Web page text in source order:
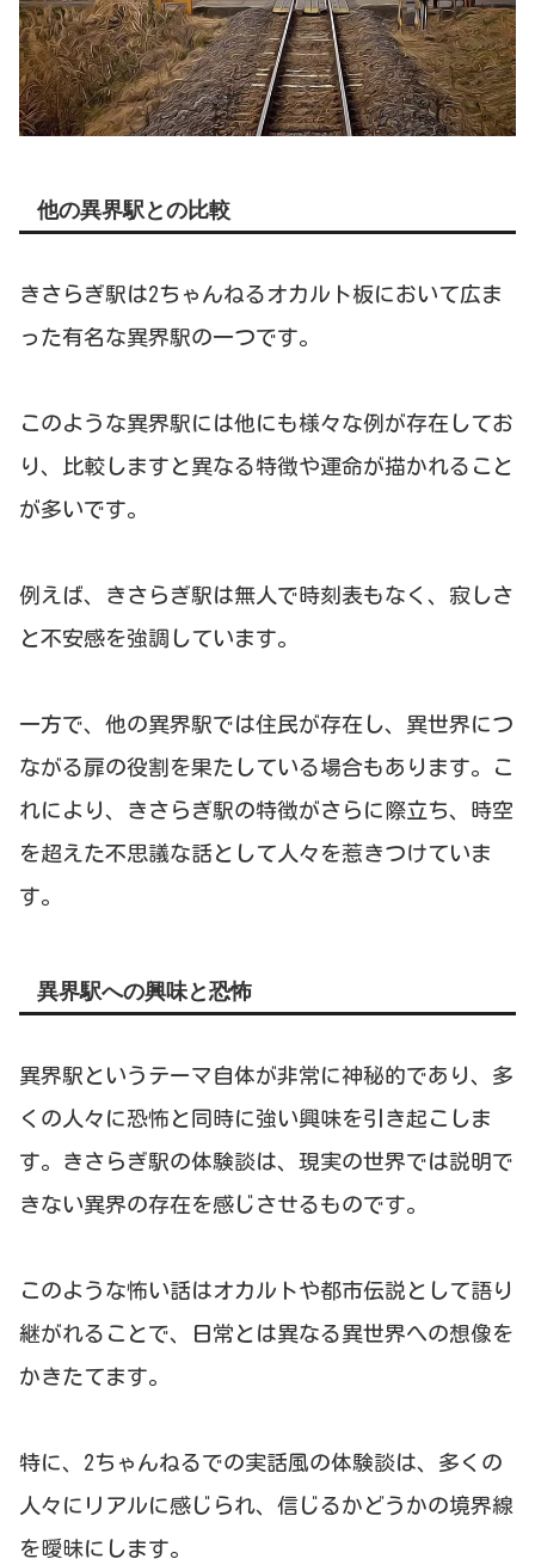
他の異界駅との比較
きさらぎ駅は2ちゃんねるオカルト板において広ま
った有名な異界駅の一つです。
このような異界駅には他にも様々な例が存在してお
り、比較しますと異なる特徴や運命が描かれること
が多いです。
例えば、きさらぎ駅は無人で時刻表もなく、寂しさ
と不安感を強調しています。
一方で、他の異界駅では住民が存在し、異世界につ
ながる扉の役割を果たしている場合もあります。こ
れにより、きさらぎ駅の特徴がさらに際立ち、時空
を超えた不思議な話として人々を惹きつけていま
す。
異界駅への興味と恐怖
異界駅というテーマ自体が非常に神秘的であり、多
くの人々に恐怖と同時に強い興味を引き起こしま
す。きさらぎ駅の体験談は、現実の世界では説明で
きない異界の存在を感じさせるものです。
このような怖い話はオカルトや都市伝説として語り
継がれることで、日常とは異なる異世界への想像を
かきたてます。
特に、2ちゃんねるでの実話風の体験談は、多くの
人々にリアルに感じられ、信じるかどうかの境界線
を曖昧にします。